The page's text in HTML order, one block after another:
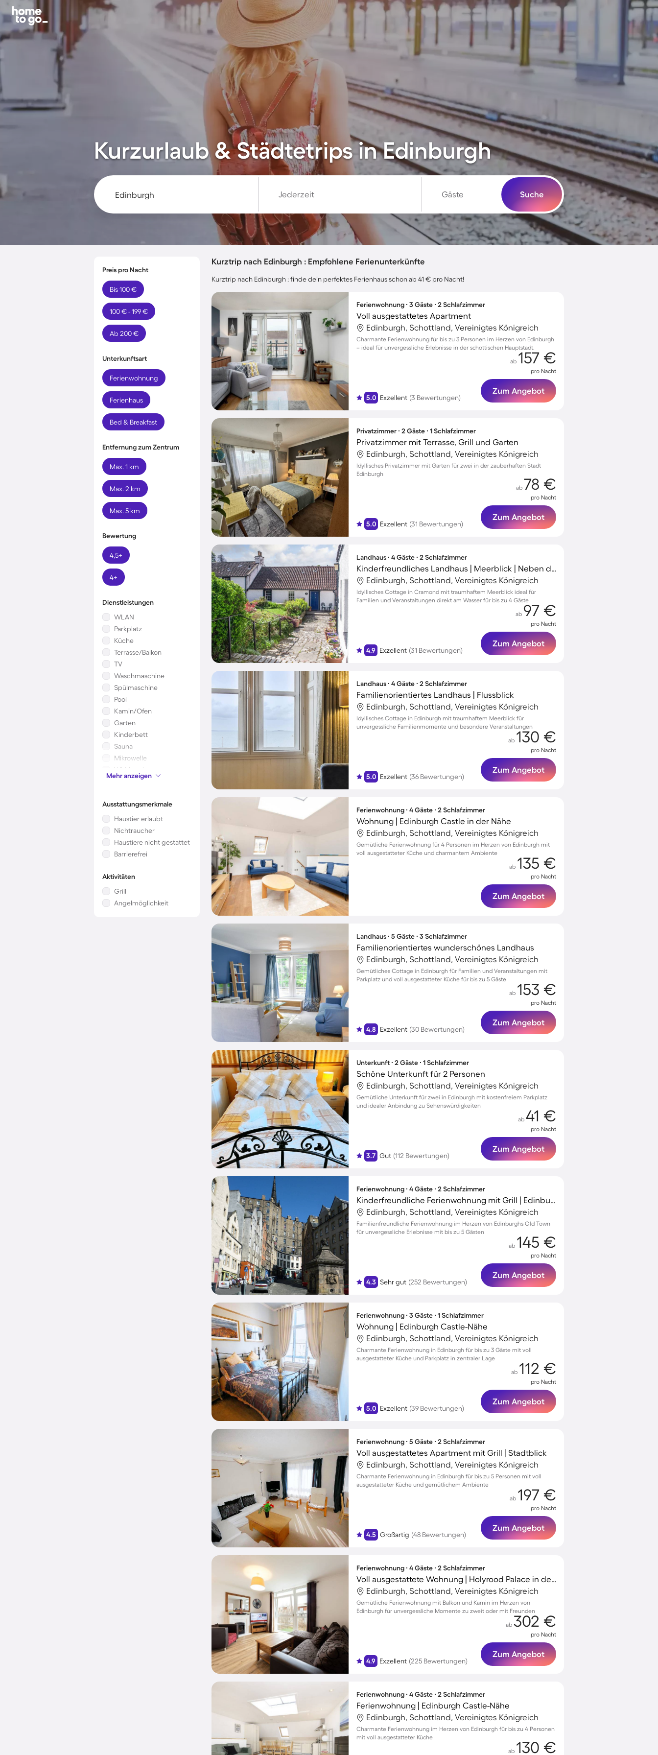
Kurzurlaub & Städtetrips in Edinburgh
Jederzeit Gäste Suche
Preis pro Nacht
Bis 100 €
100 € - 199 €
Ab 200 €
Unterkunftsart
Ferienwohnung
Ferienhaus
Bed & Breakfast
Entfernung zum Zentrum
Max. 1 km
Max. 2 km
Max. 5 km
Bewertung
4,5+
4+
Dienstleistungen
WLAN
Parkplatz
Küche
Terrasse/Balkon
TV
Waschmaschine
Spülmaschine
Pool
Kamin/Ofen
Garten
Kinderbett
Sauna
Mikrowelle
Whirlpool
Klimaanlage
Mehr anzeigen
Ausstattungsmerkmale
Haustier erlaubt
Nichtraucher
Haustiere nicht gestattet
Barrierefrei
Aktivitäten
Grill
Angelmöglichkeit
Kurztrip nach Edinburgh : Empfohlene Ferienunterkünfte
Kurztrip nach Edinburgh : finde dein perfektes Ferienhaus schon ab 41 € pro Nacht!
Ferienwohnung ∙ 3 Gäste ∙ 2 Schlafzimmer
Voll ausgestattetes Apartment
Edinburgh, Schottland, Vereinigtes Königreich
Charmante Ferienwohnung für bis zu 3 Personen im Herzen von Edinburgh
– ideal für unvergessliche Erlebnisse in der schottischen Hauptstadt.
5.0 Exzellent (3 Bewertungen)
ab 157 €
pro Nacht
Zum Angebot
Privatzimmer ∙ 2 Gäste ∙ 1 Schlafzimmer
Privatzimmer mit Terrasse, Grill und Garten
Edinburgh, Schottland, Vereinigtes Königreich
Idyllisches Privatzimmer mit Garten für zwei in der zauberhaften Stadt
Edinburgh
5.0 Exzellent (31 Bewertungen)
ab 78 €
pro Nacht
Zum Angebot
Landhaus ∙ 4 Gäste ∙ 2 Schlafzimmer
Kinderfreundliches Landhaus | Meerblick | Neben dem Strand
Edinburgh, Schottland, Vereinigtes Königreich
Idyllisches Cottage in Cramond mit traumhaftem Meerblick ideal für
Familien und Veranstaltungen direkt am Wasser für bis zu 4 Gäste
4.9 Exzellent (31 Bewertungen)
ab 97 €
pro Nacht
Zum Angebot
Landhaus ∙ 4 Gäste ∙ 2 Schlafzimmer
Familienorientiertes Landhaus | Flussblick
Edinburgh, Schottland, Vereinigtes Königreich
Idyllisches Cottage in Edinburgh mit traumhaftem Meerblick für
unvergessliche Familienmomente und besondere Veranstaltungen
5.0 Exzellent (36 Bewertungen)
ab 130 €
pro Nacht
Zum Angebot
Ferienwohnung ∙ 4 Gäste ∙ 2 Schlafzimmer
Wohnung | Edinburgh Castle in der Nähe
Edinburgh, Schottland, Vereinigtes Königreich
Gemütliche Ferienwohnung für 4 Personen im Herzen von Edinburgh mit
voll ausgestatteter Küche und charmantem Ambiente
ab 135 €
pro Nacht
Zum Angebot
Landhaus ∙ 5 Gäste ∙ 3 Schlafzimmer
Familienorientiertes wunderschönes Landhaus
Edinburgh, Schottland, Vereinigtes Königreich
Gemütliches Cottage in Edinburgh für Familien und Veranstaltungen mit
Parkplatz und voll ausgestatteter Küche für bis zu 5 Gäste
4.8 Exzellent (30 Bewertungen)
ab 153 €
pro Nacht
Zum Angebot
Unterkunft ∙ 2 Gäste ∙ 1 Schlafzimmer
Schöne Unterkunft für 2 Personen
Edinburgh, Schottland, Vereinigtes Königreich
Gemütliche Unterkunft für zwei in Edinburgh mit kostenfreiem Parkplatz
und idealer Anbindung zu Sehenswürdigkeiten
3.7 Gut (112 Bewertungen)
ab 41 €
pro Nacht
Zum Angebot
Ferienwohnung ∙ 4 Gäste ∙ 2 Schlafzimmer
Kinderfreundliche Ferienwohnung mit Grill | Edinburgh Castle in der Nähe | Stadtblick
Edinburgh, Schottland, Vereinigtes Königreich
Familienfreundliche Ferienwohnung im Herzen von Edinburghs Old Town
für unvergessliche Erlebnisse mit bis zu 5 Gästen
4.3 Sehr gut (252 Bewertungen)
ab 145 €
pro Nacht
Zum Angebot
Ferienwohnung ∙ 3 Gäste ∙ 1 Schlafzimmer
Wohnung | Edinburgh Castle-Nähe
Edinburgh, Schottland, Vereinigtes Königreich
Charmante Ferienwohnung in Edinburgh für bis zu 3 Gäste mit voll
ausgestatteter Küche und Parkplatz in zentraler Lage
5.0 Exzellent (39 Bewertungen)
ab 112 €
pro Nacht
Zum Angebot
Ferienwohnung ∙ 5 Gäste ∙ 2 Schlafzimmer
Voll ausgestattetes Apartment mit Grill | Stadtblick
Edinburgh, Schottland, Vereinigtes Königreich
Charmante Ferienwohnung in Edinburgh für bis zu 5 Personen mit voll
ausgestatteter Küche und gemütlichem Ambiente
4.5 Großartig (48 Bewertungen)
ab 197 €
pro Nacht
Zum Angebot
Ferienwohnung ∙ 4 Gäste ∙ 2 Schlafzimmer
Voll ausgestattete Wohnung | Holyrood Palace in der Nähe | Stadtblick
Edinburgh, Schottland, Vereinigtes Königreich
Gemütliche Ferienwohnung mit Balkon und Kamin im Herzen von
Edinburgh für unvergessliche Momente zu zweit oder mit Freunden
4.9 Exzellent (225 Bewertungen)
ab 302 €
pro Nacht
Zum Angebot
Ferienwohnung ∙ 4 Gäste ∙ 2 Schlafzimmer
Ferienwohnung | Edinburgh Castle-Nähe
Edinburgh, Schottland, Vereinigtes Königreich
Charmante Ferienwohnung im Herzen von Edinburgh für bis zu 4 Personen
mit voll ausgestatteter Küche
ab 130 €